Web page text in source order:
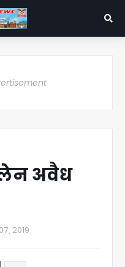
लेन अवैध
2019